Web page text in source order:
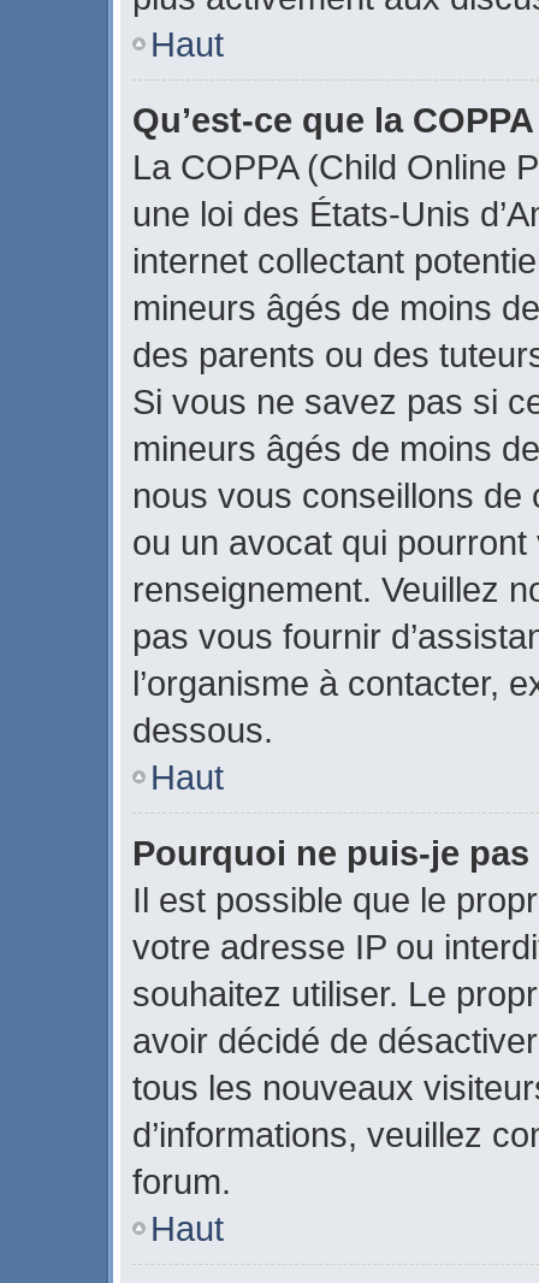
Haut
Qu’est-ce que la
La COPPA (Child Online
une loi des États-Unis
internet collectant
mineurs âgés de moins
des parents ou des
Si vous ne savez pas si
mineurs âgés de moins
nous vous conseillons de
ou un avocat qui
renseignement. Veuillez
pas vous fournir
l’organisme à contacter,
dessous.
Haut
Pourquoi ne puis-je pas
Il est possible que le
votre adresse IP ou
souhaitez utiliser. Le
avoir décidé de
tous les nouveaux
d’informations, veuillez
forum.
Haut